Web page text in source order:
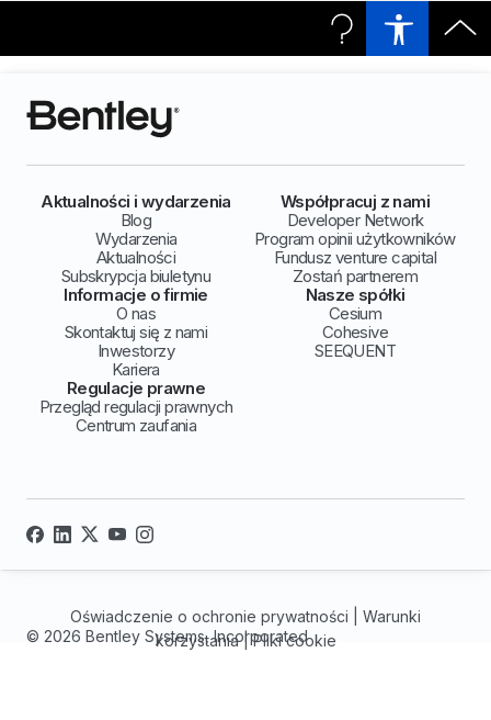
Aktualności i wydarzenia
Blog
Wydarzenia
Aktualności
Subskrypcja biuletynu
Współpracuj z nami
Developer Network
Program opinii użytkowników
Fundusz venture capital
Zostań partnerem
Informacje o firmie
O nas
Skontaktuj się z nami
Inwestorzy
Kariera
Nasze spółki
Cesium
Cohesive
SEEQUENT
Regulacje prawne
Przegląd regulacji prawnych
Centrum zaufania
© 2026 Bentley Systems, Incorporated
Oświadczenie o ochronie prywatności
Warunki
korzystania|Pliki cookie